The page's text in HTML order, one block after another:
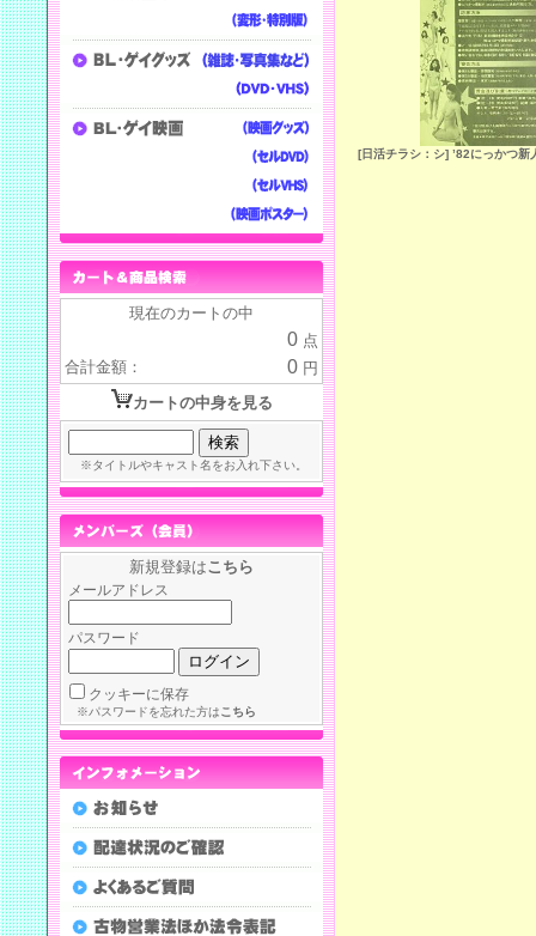
[日活チラシ：シ] ’82にっかつ新
現在のカートの中
0 点
合計金額：
0 円
カートの中身を見る
※タイトルやキャスト名をお入れ下さい。
新規登録はこちら
メールアドレス
パスワード
クッキーに保存
※パスワードを忘れた方はこちら